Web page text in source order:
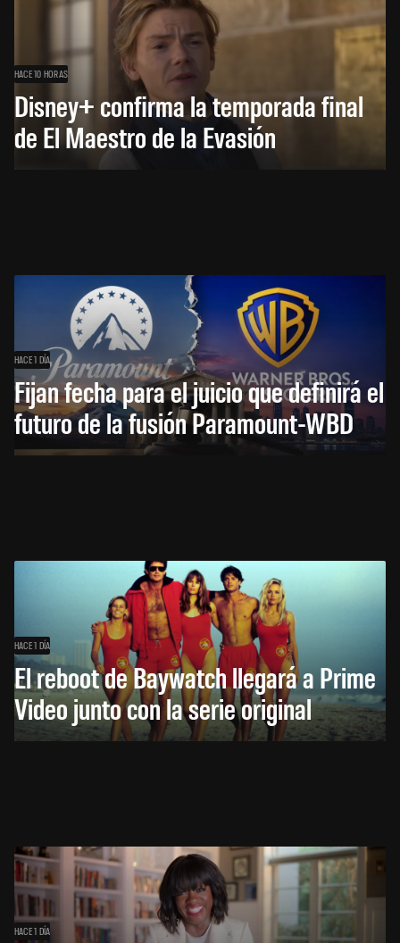
HACE 10 HORAS
Disney+ confirma la temporada final
de El Maestro de la Evasión
HACE 1 DÍA
Fijan fecha para el juicio que definirá el
futuro de la fusión Paramount-WBD
HACE 1 DÍA
El reboot de Baywatch llegará a Prime
Video junto con la serie original
HACE 1 DÍA